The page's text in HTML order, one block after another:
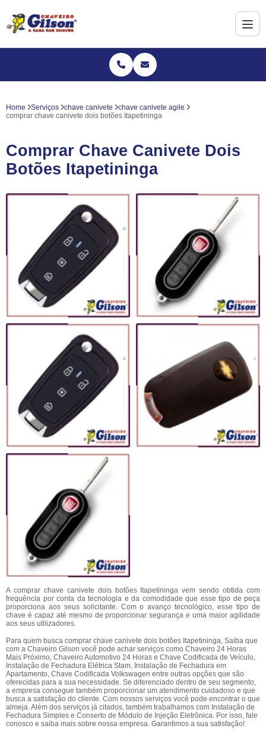
Home Serviços chave canivete
chave canivete agile
comprar chave canivete dois botões Itapetininga
Comprar Chave Canivete Dois
Botões Itapetininga
A comprar chave canivete dois botões Itapetininga vem sendo obtida com
frequência por conta da tecnologia e da comodidade que esse tipo de peça
proporciona aos seus solicitante. Com o avanço tecnológico, esse tipo de
chave é capaz até mesmo de proporcionar segurança e uma maior agilidade
aos seus utilizadores.
Para quem busca comprar chave canivete dois botões Itapetininga, Saiba que
com a Chaveiro Gilson você pode achar serviços como Chaveiro 24 Horas
Mais Próximo, Chaveiro Automotivo 24 Horas e Chave Codificada de Veículo,
Instalação de Fechadura Elétrica Stam, Instalação de Fechadura em
Apartamento, Chave Codificada Volkswagen entre outras opções que são
oferecidas para a sua necessidade. Se diferenciado dentro de seu segmento,
a empresa consegue também proporcionar um atendimento cuidadoso e que
busca a satisfação do cliente. Com nossos serviços você pode encontrar o que
almeja. Além dos serviços já citados, também trabalhamos com Instalação de
Fechadura Simples e Conserto de Módulo de Injeção Eletrônica. Por isso, fale
conosco e saiba mais sobre nossa empresa. Garantimos a sua satisfação!